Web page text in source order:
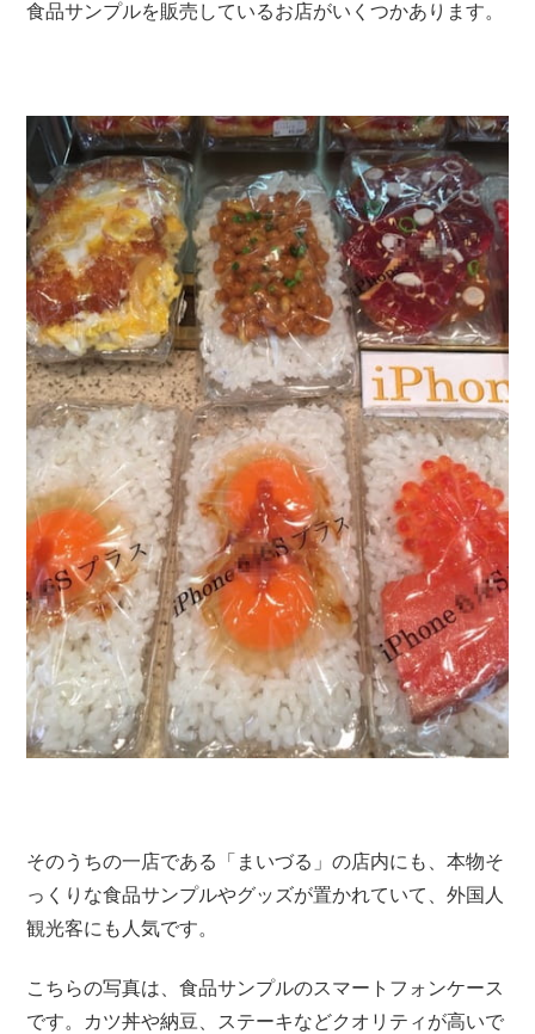
食品サンプルを販売しているお店がいくつかあります。
そのうちの一店である「まいづる」の店内にも、本物そ
っくりな食品サンプルやグッズが置かれていて、外国人
観光客にも人気です。
こちらの写真は、食品サンプルのスマートフォンケース
です。カツ丼や納豆、ステーキなどクオリティが高いで